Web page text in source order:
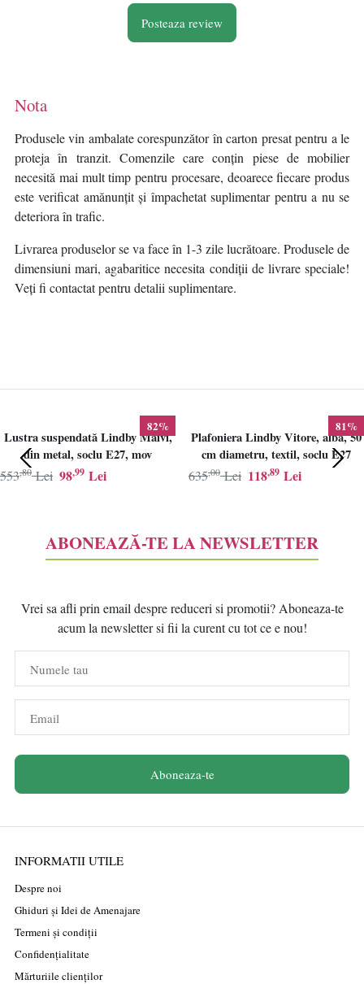
Posteaza review
Nota
Produsele vin ambalate corespunzător în carton presat pentru a le
proteja în tranzit. Comenzile care conțin piese de mobilier
necesită mai mult timp pentru procesare, deoarece fiecare produs
este verificat amănunțit și împachetat suplimentar pentru a nu se
deteriora în trafic.
Livrarea produselor se va face în 1-3 zile lucrătoare. Produsele de
dimensiuni mari, agabaritice necesita condiții de livrare speciale!
Veți fi contactat pentru detalii suplimentare.
82%
Lustra suspendată Lindby Maivi,
din metal, soclu E27, mov
98,99 Lei
553,80 Lei
81%
Plafoniera Lindby Vitore, alba, 50
cm diametru, textil, soclu E27
118,89 Lei
635,00 Lei
ABONEAZĂ-TE LA NEWSLETTER
Vrei sa afli prin email despre reduceri si promotii? Aboneaza-te
acum la newsletter si fii la curent cu tot ce e nou!
Numele tau
Email
Aboneaza-te
INFORMATII UTILE
Despre noi
Ghiduri și Idei de Amenajare
Termeni și condiții
Confidențialitate
Mărturiile clienților